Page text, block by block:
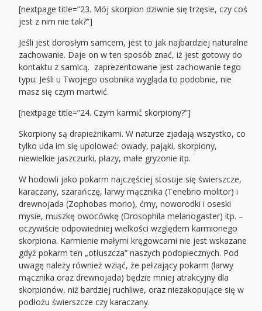
[nextpage title=”23. Mój skorpion dziwnie się trzęsie, czy coś
jest z nim nie tak?”]
Jeśli jest dorosłym samcem, jest to jak najbardziej naturalne
zachowanie. Daje on w ten sposób znać, iż jest gotowy do
kontaktu z samicą. zaprezentowane jest zachowanie tego
typu. Jeśli u Twojego osobnika wygląda to podobnie, nie
masz się czym martwić.
[nextpage title=”24. Czym karmić skorpiony?”]
Skorpiony są drapieżnikami. W naturze zjadają wszystko, co
tylko uda im się upolować: owady, pająki, skorpiony,
niewielkie jaszczurki, płazy, małe gryzonie itp.
W hodowli jako pokarm najczęściej stosuje się świerszcze,
karaczany, szarańczę, larwy mącznika (Tenebrio molitor) i
drewnojada (Zophobas morio), ćmy, noworodki i oseski
mysie, muszkę owocówkę (Drosophila melanogaster) itp. –
oczywiście odpowiedniej wielkości względem karmionego
skorpiona. Karmienie małymi kręgowcami nie jest wskazane
gdyż pokarm ten „otłuszcza” naszych podopiecznych. Pod
uwagę należy również wziąć, że pełzający pokarm (larwy
mącznika oraz drewnojada) będzie mniej atrakcyjny dla
skorpionów, niż bardziej ruchliwe, oraz niezakopujące się w
podłożu świerszcze czy karaczany.